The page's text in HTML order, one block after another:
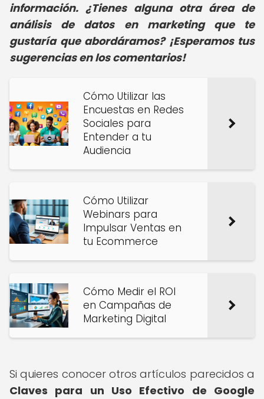
información. ¿Tienes alguna otra área de
análisis de datos en marketing que te
gustaría que abordáramos? ¡Esperamos tus
sugerencias en los comentarios!
Cómo Utilizar las
Encuestas en Redes
Sociales para
Entender a tu
Audiencia
Cómo Utilizar
Webinars para
Impulsar Ventas en
tu Ecommerce
Cómo Medir el ROI
en Campañas de
Marketing Digital
Si quieres conocer otros artículos parecidos a
Claves para un Uso Efectivo de Google